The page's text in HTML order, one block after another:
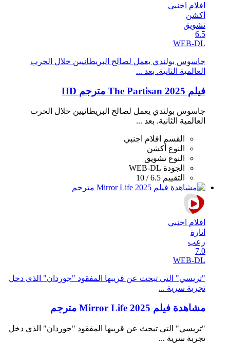
افلام اجنبي
أكشن
تشويق
6.5
WEB-DL
جاسوس بولندي يعمل لصالح البريطانيين خلال الحرب
العالمية الثانية. بعد ...
فيلم The Partisan 2025 مترجم HD
جاسوس بولندي يعمل لصالح البريطانيين خلال الحرب
العالمية الثانية. بعد ...
القسم
افلام اجنبي
النوع أكشن
النوع تشويق
الجودة WEB-DL
التقييم 6.5 / 10
افلام اجنبي
اثارة
رعب
7.0
WEB-DL
"تريسي" التي تبحث عن قريبها المفقود "جوردان" الذي دخل
تجربة سرية ...
مشاهدة فيلم Mirror Life 2025 مترجم
"تريسي" التي تبحث عن قريبها المفقود "جوردان" الذي دخل
تجربة سرية ...